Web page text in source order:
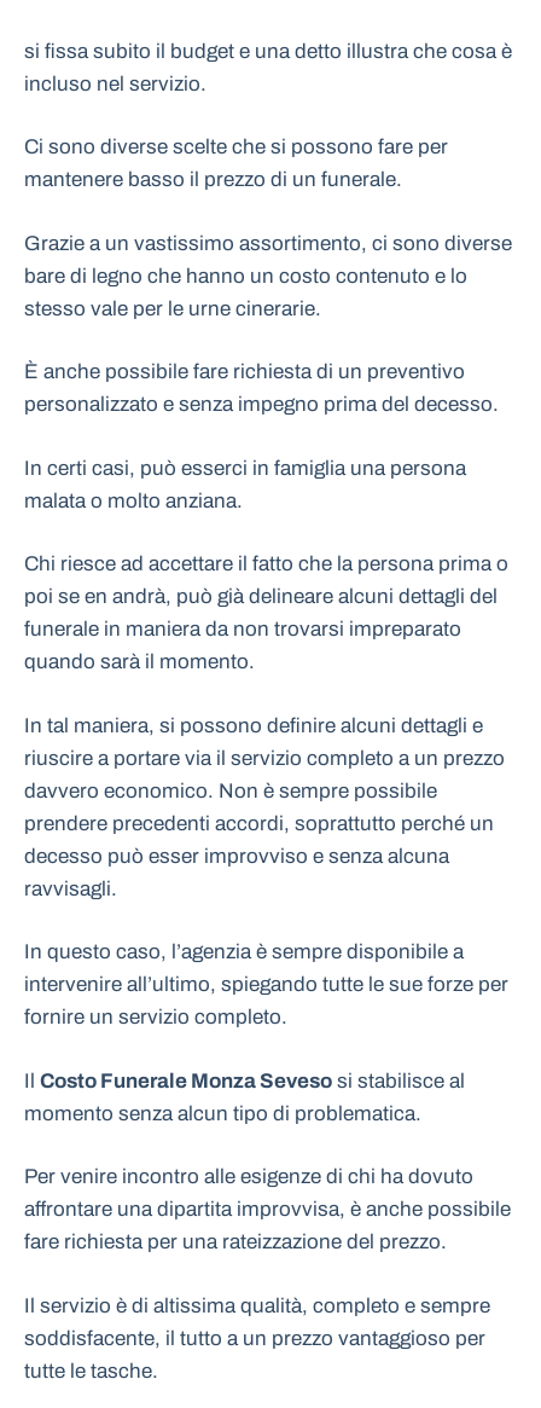
si fissa subito il budget e una detto illustra che cosa è
incluso nel servizio.
Ci sono diverse scelte che si possono fare per
mantenere basso il prezzo di un funerale.
Grazie a un vastissimo assortimento, ci sono diverse
bare di legno che hanno un costo contenuto e lo
stesso vale per le urne cinerarie.
È anche possibile fare richiesta di un preventivo
personalizzato e senza impegno prima del decesso.
In certi casi, può esserci in famiglia una persona
malata o molto anziana.
Chi riesce ad accettare il fatto che la persona prima o
poi se en andrà, può già delineare alcuni dettagli del
funerale in maniera da non trovarsi impreparato
quando sarà il momento.
In tal maniera, si possono definire alcuni dettagli e
riuscire a portare via il servizio completo a un prezzo
davvero economico. Non è sempre possibile
prendere precedenti accordi, soprattutto perché un
decesso può esser improvviso e senza alcuna
ravvisagli.
In questo caso, l’agenzia è sempre disponibile a
intervenire all’ultimo, spiegando tutte le sue forze per
fornire un servizio completo.
Il Costo Funerale Monza Seveso si stabilisce al
momento senza alcun tipo di problematica.
Per venire incontro alle esigenze di chi ha dovuto
affrontare una dipartita improvvisa, è anche possibile
fare richiesta per una rateizzazione del prezzo.
Il servizio è di altissima qualità, completo e sempre
soddisfacente, il tutto a un prezzo vantaggioso per
tutte le tasche.